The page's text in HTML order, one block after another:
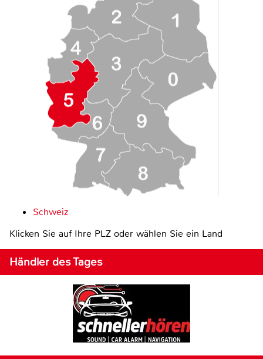
Schweiz
Klicken Sie auf Ihre PLZ oder wählen Sie ein Land
Händler des Tages